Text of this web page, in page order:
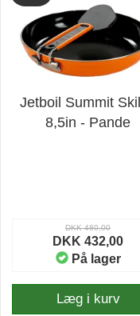
Jetboil Summit
8,5in - Pande
DKK 480,00
DKK 432,00
På lager
Læg i kurv